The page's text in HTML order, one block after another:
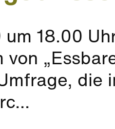
um 18.00
von
die